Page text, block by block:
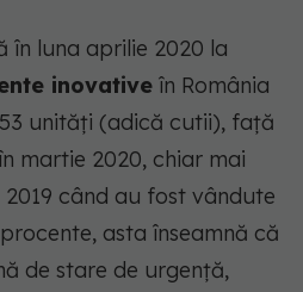
în luna aprilie 2020 la
inovative în România
unități (adică cutii), față
martie 2020, chiar mai
când au fost vândute
asta înseamnă că
de stare de urgență,